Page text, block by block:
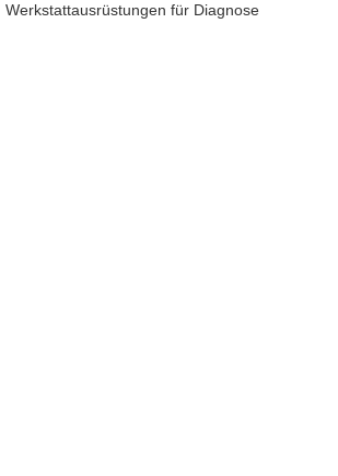
Werkstattausrüstungen für Diagnose